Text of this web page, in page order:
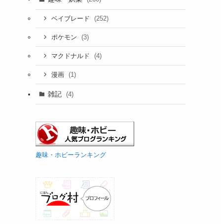
ベイブレード (252)
ポケモン (3)
マクドナルド (4)
漫画 (1)
雑記 (4)
趣味・ホビーランキング